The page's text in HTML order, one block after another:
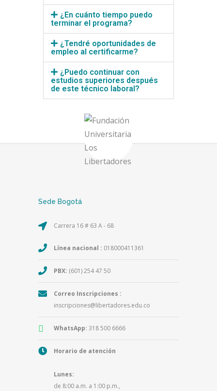
¿En cuánto tiempo puedo
terminar el programa?
¿Tendré oportunidades de
empleo al certificarme?
¿Puedo continuar con
estudios superiores después
de este técnico laboral?
Sede Bogotá
Carrera 16 # 63 A - 68
Línea nacional : 018000411361
PBX: (601) 254 47 50
Correo Inscripciones :
inscripciones@libertadores.edu.co
WhatsApp: 318 500 6666
Horario de atención
Lunes:
de 8:00 a.m. a 1:00 p.m.,